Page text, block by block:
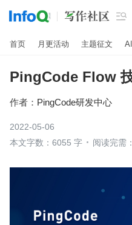

首页 月更活动 主题征文 AI
PingCode Flow
作者： PingCode研发中心
2022-05-06
本文字数：6055 字
阅读完需